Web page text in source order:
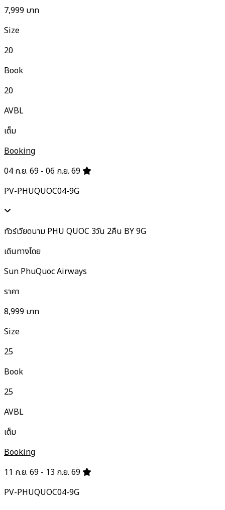
7,999 บาท
Size
20
Book
20
AVBL
เต็ม
Booking
04 ก.ย. 69 - 06 ก.ย. 69
PV-PHUQUOC04-9G
ทัวร์เวียดนาม PHU QUOC 3วัน 2คืน BY 9G
เดินทางโดย
Sun PhuQuoc Airways
ราคา
8,999 บาท
Size
25
Book
25
AVBL
เต็ม
Booking
11 ก.ย. 69 - 13 ก.ย. 69
PV-PHUQUOC04-9G